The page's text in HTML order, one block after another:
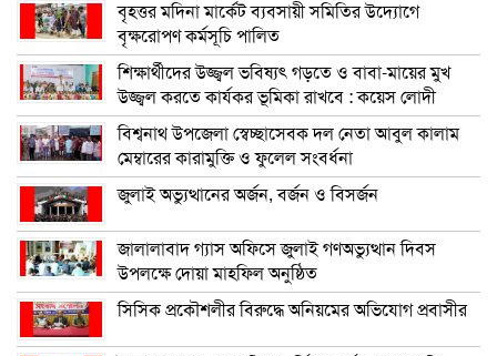
বৃহত্তর মদিনা মার্কেট ব্যবসায়ী সমিতির উদ্যোগে
বৃক্ষরোপণ কর্মসূচি পালিত
শিক্ষার্থীদের উজ্জ্বল ভবিষ্যৎ গড়তে ও বাবা-মায়ের মুখ
উজ্জ্বল করতে কার্যকর ভূমিকা রাখবে : কয়েস লোদী
বিশ্বনাথ উপজেলা স্বেচ্ছাসেবক দল নেতা আবুল কালাম
মেম্বারের কারামুক্তি ও ফুলেল সংবর্ধনা
জুলাই অভ্যুত্থানের অর্জন, বর্জন ও বিসর্জন
জালালাবাদ গ্যাস অফিসে জুলাই গণঅভ্যুত্থান দিবস
উপলক্ষে দোয়া মাহফিল অনুষ্ঠিত
সিসিক প্রকৌশলীর বিরুদ্ধে অনিয়মের অভিযোগ প্রবাসীর